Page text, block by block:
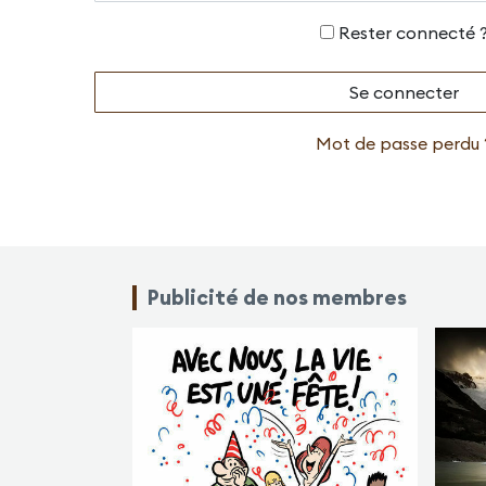
Rester connecté
Mot de passe perdu
Publicité de nos membres